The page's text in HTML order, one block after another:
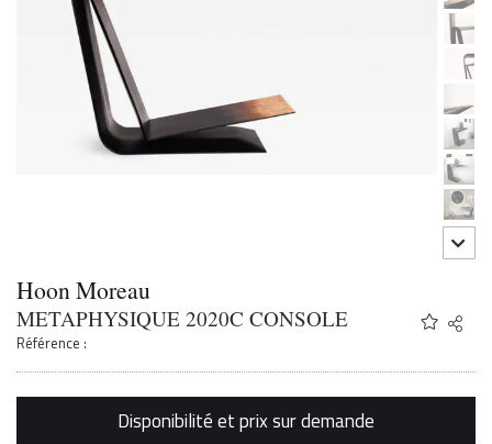
Hoon Moreau
METAPHYSIQUE 2020C CONSOLE
Référence :
Share
Twitter
Email
Disponibilité et prix sur demande